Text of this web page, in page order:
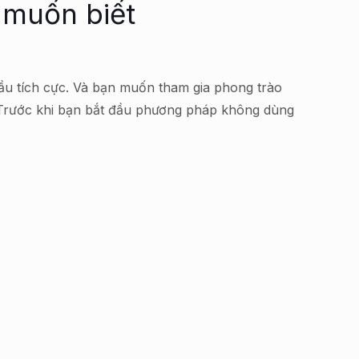
biết
tích cực. Và bạn muốn tham gia phong trào
khi bạn bắt đầu phương pháp không dùng